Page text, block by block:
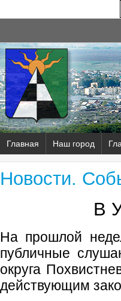
Главная Наш город
Новости.
В
На прошлой
публичные
округа
действующим